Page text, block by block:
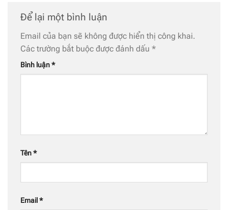
Để lại một bình luận
Email của bạn sẽ không được hiển thị công khai.
Các trường bắt buộc được đánh dấu *
Bình luận*
Tên*
Email *